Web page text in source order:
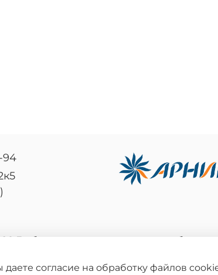
94
Любое использование контента без
согласие на обработку файлов